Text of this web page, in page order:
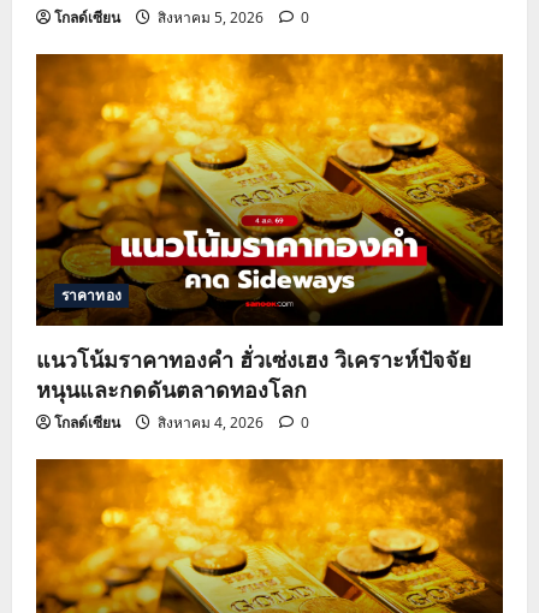
โกลด์เซียน สิงหาคม 5, 2026 0
ราคาทอง
แนวโน้มราคาทองคำ ฮั่วเซ่งเฮง วิเคราะห์ปัจจัย
หนุนและกดดันตลาดทองโลก
โกลด์เซียน สิงหาคม 4, 2026 0